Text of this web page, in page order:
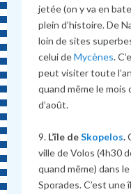
jetée (on y va en
plein d’histoire. De
loin de sites
celui deMycènes.
peut visiter toute
quand même le mois
d’août.
9. L’île deSkopelos.
ville de Volos (4h30
quand même) dans
Sporades. C’est